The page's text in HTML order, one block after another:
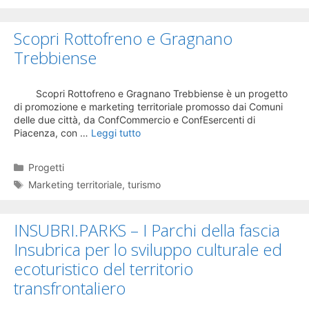
Scopri Rottofreno e Gragnano
Trebbiense
Scopri Rottofreno e Gragnano Trebbiense è un progetto
di promozione e marketing territoriale promosso dai Comuni
delle due città, da ConfCommercio e ConfEsercenti di
Piacenza, con … Leggi tutto
Categorie
Progetti
Tag
Marketing territoriale,turismo
INSUBRI.PARKS – I Parchi della fascia
Insubrica per lo sviluppo culturale ed
ecoturistico del territorio
transfrontaliero